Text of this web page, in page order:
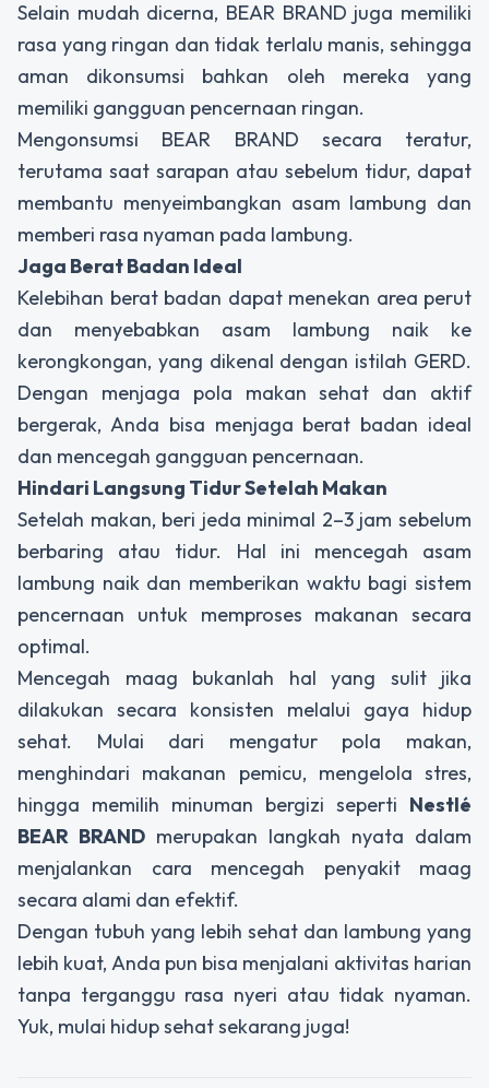
Selain mudah dicerna, BEAR BRAND juga memiliki
rasa yang ringan dan tidak terlalu manis, sehingga
aman dikonsumsi bahkan oleh mereka yang
memiliki gangguan pencernaan ringan.
Mengonsumsi BEAR BRAND secara teratur,
terutama saat sarapan atau sebelum tidur, dapat
membantu menyeimbangkan asam lambung dan
memberi rasa nyaman pada lambung.
Jaga Berat Badan Ideal
Kelebihan berat badan dapat menekan area perut
dan menyebabkan asam lambung naik ke
kerongkongan, yang dikenal dengan istilah GERD.
Dengan menjaga pola makan sehat dan aktif
bergerak, Anda bisa menjaga berat badan ideal
dan mencegah gangguan pencernaan.
Hindari Langsung Tidur Setelah Makan
Setelah makan, beri jeda minimal 2–3 jam sebelum
berbaring atau tidur. Hal ini mencegah asam
lambung naik dan memberikan waktu bagi sistem
pencernaan untuk memproses makanan secara
optimal.
Mencegah maag bukanlah hal yang sulit jika
dilakukan secara konsisten melalui gaya hidup
sehat. Mulai dari mengatur pola makan,
menghindari makanan pemicu, mengelola stres,
hingga memilih minuman bergizi seperti Nestlé
BEAR BRAND merupakan langkah nyata dalam
menjalankan cara mencegah penyakit maag
secara alami dan efektif.
Dengan tubuh yang lebih sehat dan lambung yang
lebih kuat, Anda pun bisa menjalani aktivitas harian
tanpa terganggu rasa nyeri atau tidak nyaman.
Yuk, mulai hidup sehat sekarang juga!